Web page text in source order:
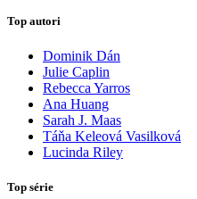
Top autori
Dominik Dán
Julie Caplin
Rebecca Yarros
Ana Huang
Sarah J. Maas
Táňa Keleová Vasilková
Lucinda Riley
Top série